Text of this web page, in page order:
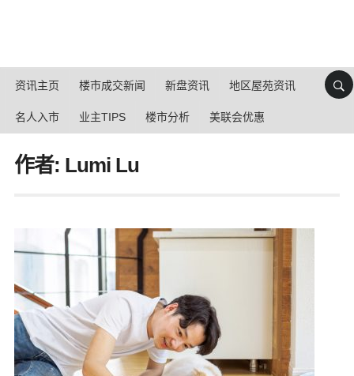
资讯主页 楼市成交新闻 新盘资讯 地区屋苑资讯
名人入市 业主TIPS 楼市分析 美联会优惠
作者: Lumi Lu